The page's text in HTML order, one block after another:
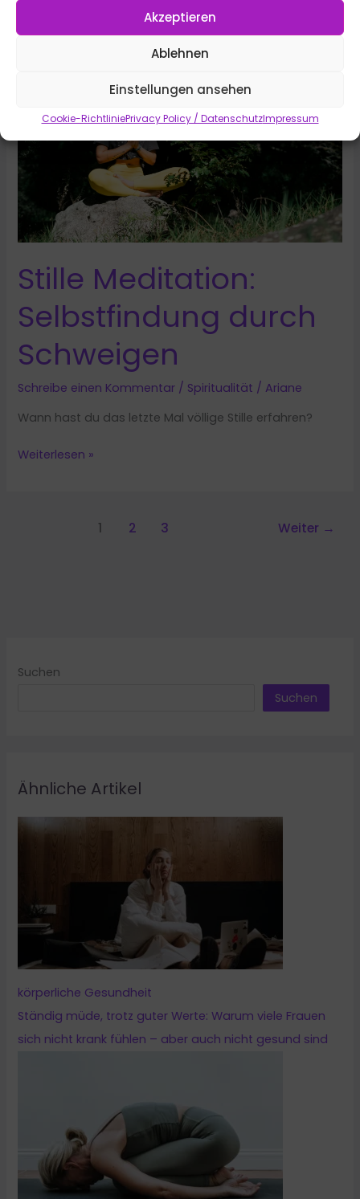
Akzeptieren
Ablehnen
Einstellungen ansehen
Cookie-RichtliniePrivacy Policy / DatenschutzImpressum
Menschen
Stille Meditation:
Selbstfindung durch
Schweigen
Schreibe einen Kommentar / Spiritualität / Ariane
Wann hast du das letzte Mal völlige Stille erfahren?
Stille
Weiterlesen »
1 2 3 Weiter →
Suchen
Suchen
Ähnliche Artikel
körperliche Gesundheit
Ständig müde, trotz guter Werte: Warum viele Frauen
sich nicht krank fühlen – aber auch nicht gesund sind